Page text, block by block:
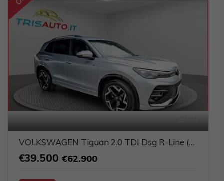
VOLKSWAGEN Tiguan 2.0 TDI Dsg R-Line (FULL LED+NAVI+PELLE)
€39.500 €62.900